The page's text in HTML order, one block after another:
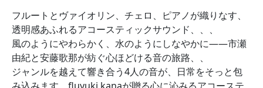
フルートとヴァイオリン、チェロ、ピアノが織りなす、
透明感あふれるアコースティックサウンド、、、
風のようにやわらかく、水のようにしなやかに——市瀬
由紀と安藤歌那が紡ぐ心ほどける音の旅路、、
ジャンルを越えて響き合う4人の音が、日常をそっと包